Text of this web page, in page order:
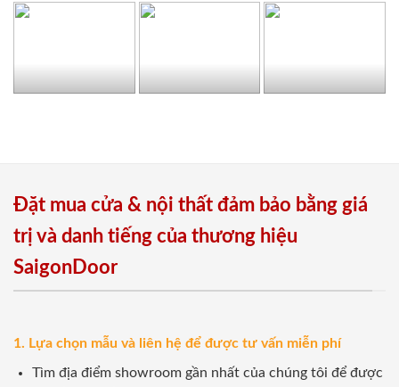
Đặt mua cửa & nội thất đảm bảo bằng giá
trị và danh tiếng của thương hiệu
SaigonDoor
1. Lựa chọn mẫu và liên hệ để được tư vấn miễn phí
Tìm địa điểm showroom gần nhất của chúng tôi để được